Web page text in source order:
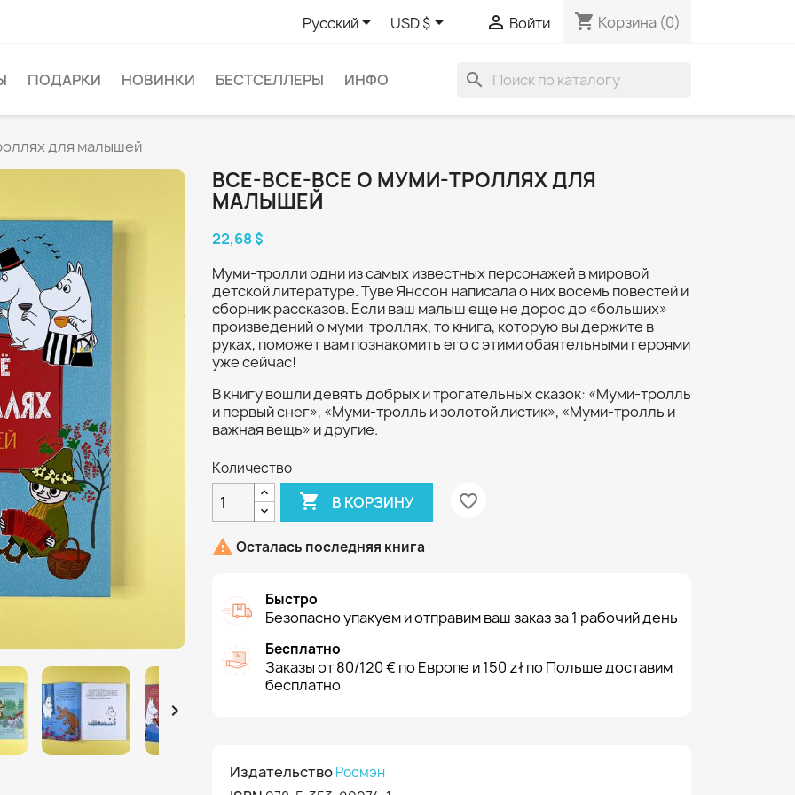
Русский USD $  Войти shopping_cart Корзина (0)
ПОДАРКИ НОВИНКИ БЕСТСЕЛЛЕРЫ ИНФО search
для малышей

ВСЕ-ВСЕ-ВСЕ О МУМИ-ТРОЛЛЯХ ДЛЯ
МАЛЫШЕЙ
22,68 $
Муми-тролли одни из самых известных персонажей в мировой
детской литературе. Туве Янссон написала о них восемь повестей и
сборник рассказов. Если ваш малыш еще не дорос до «больших»
произведений о муми-троллях, то книга, которую вы держите в
руках, поможет вам познакомить его с этими обаятельными героями
уже сейчас!
В книгу вошли девять добрых и трогательных сказок: «Муми-тролль
и первый снег», «Муми-тролль и золотой листик», «Муми-тролль и
важная вещь» и другие.
Количество
 В КОРЗИНУ favorite_border
 Осталась последняя книга
Быстро
Безопасно упакуем и отправим ваш заказ за 1 рабочий день
Бесплатно
Заказы от 80/120 € по Европе и 150 zł по Польше доставим
бесплатно
ИздательствоРосмэн